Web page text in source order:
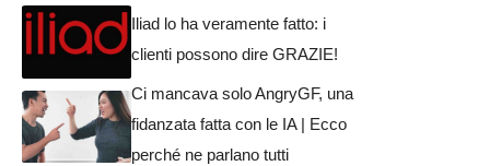
Iliad lo ha veramente fatto: i
clienti possono dire GRAZIE!
Ci mancava solo AngryGF, una
fidanzata fatta con le IA | Ecco
perché ne parlano tutti